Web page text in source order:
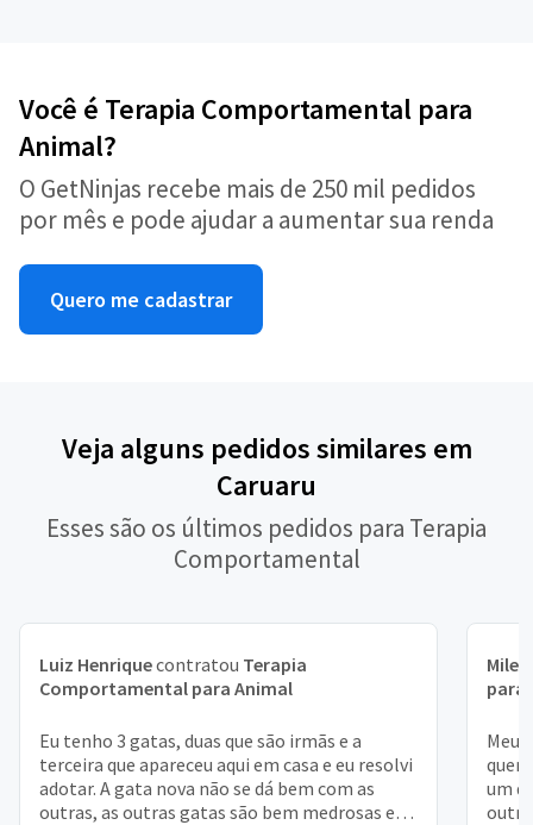
Você é Terapia Comportamental para
Animal?
O GetNinjas recebe mais de 250 mil pedidos
por mês e pode ajudar a aumentar sua renda
Quero me cadastrar
Veja alguns pedidos similares em
Caruaru
Esses são os últimos pedidos para Terapia
Comportamental
Luiz Henriquecontratou Terapia
Comportamental para Animal
Eu tenho 3 gatas, duas que são irmãs e a
terceira que apareceu aqui em casa e eu resolvi
adotar. A gata nova não se dá bem com as
outras, as outras gatas são bem medrosas e
para
um